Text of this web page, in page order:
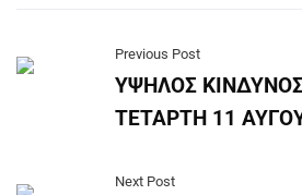
Previous Post
ΥΨΗΛΟΣ
ΤΕΤΑΡΤΗ 11
Next Post